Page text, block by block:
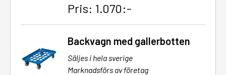
Pris: 1.070:-
Backvagn med gallerbotten
Säljes i hela sverige
Marknadsförs av företag